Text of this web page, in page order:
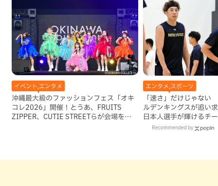
イベント,エンタメ
沖縄最大級のファッションフェス「オキ
コレ2026」開催！とうあ、FRUITS
ZIPPER、CUTIE STREETらが会場を魅
エンタメ,スポーツ
「速さ」だけじゃない
ルデンキングスが追い
日本人選手が輝けるチ
Recommended by